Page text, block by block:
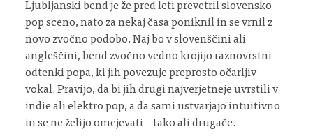
Ljubljanski bend je že pred leti prevetril slovensko
pop sceno, nato za nekaj časa poniknil in se vrnil z
novo zvočno podobo. Naj bo v slovenščini ali
angleščini, bend zvočno vedno krojijo raznovrstni
odtenki popa, ki jih povezuje preprosto očarljiv
vokal. Pravijo, da bi jih drugi najverjetneje uvrstili v
indie ali elektro pop, a da sami ustvarjajo intuitivno
in se ne želijo omejevati – tako ali drugače.